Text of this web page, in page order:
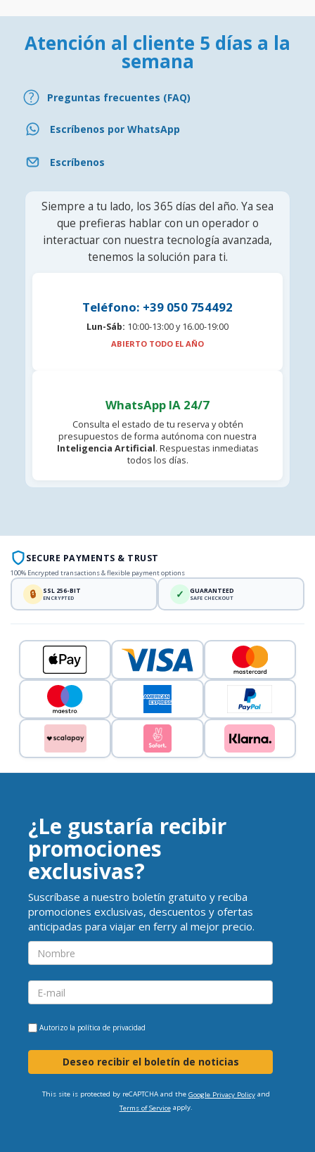
Atención al cliente 5 días a la
semana
Preguntas frecuentes (FAQ)
Escríbenos por WhatsApp
Escríbenos
Siempre a tu lado, los 365 días del año. Ya sea
que prefieras hablar con un operador o
interactuar con nuestra tecnología avanzada,
tenemos la solución para ti.
Teléfono: +39 050 754492
Lun-Sáb: 10:00-13:00 y 16.00-19:00
ABIERTO TODO EL AÑO
WhatsApp IA 24/7
Consulta el estado de tu reserva y obtén
presupuestos de forma autónoma con nuestra
Inteligencia Artificial. Respuestas inmediatas
todos los días.
SECURE PAYMENTS & TRUST
100% Encrypted transactions & flexible payment options
🔒 SSL 256-BIT
ENCRYPTED ✓ GUARANTEED
SAFE CHECKOUT
¿Le gustaría recibir
promociones
exclusivas?
Suscríbase a nuestro boletín gratuito y reciba
promociones exclusivas, descuentos y ofertas
anticipadas para viajar en ferry al mejor precio.
Autorizo la política de privacidad
Deseo recibir el boletín de noticias
This site is protected by reCAPTCHA and the Google Privacy Policyand
Terms of Serviceapply.